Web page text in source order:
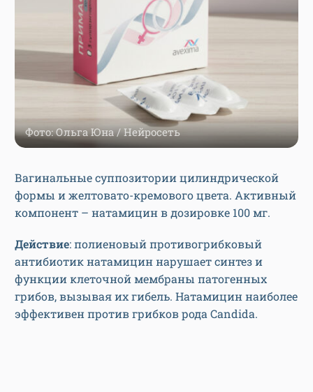
Фото: Ольга Юна / Нейросеть
Вагинальные суппозитории цилиндрической
формы и желтовато-кремового цвета. Активный
компонент – натамицин в дозировке 100 мг.
Действие: полиеновый противогрибковый
антибиотик натамицин нарушает синтез и
функции клеточной мембраны патогенных
грибов, вызывая их гибель. Натамицин наиболее
эффективен против грибков рода Candida.